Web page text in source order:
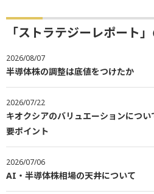
「ストラテジーレポート
2026/08/07
半導体株の調整は底値をつけたか
2026/07/22
キオクシアのバリュエーションにつ
要ポイント
2026/07/06
AI・半導体株相場の天井について